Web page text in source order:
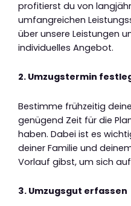
profitierst du von
umfangreichen
über unsere Leistungen
individuelles Angebot.
2. Umzugstermin
Bestimme frühzeitig
genügend Zeit für die
haben. Dabei ist es
deiner Familie und
Vorlauf gibst, um sich
3. Umzugsgut erfassen